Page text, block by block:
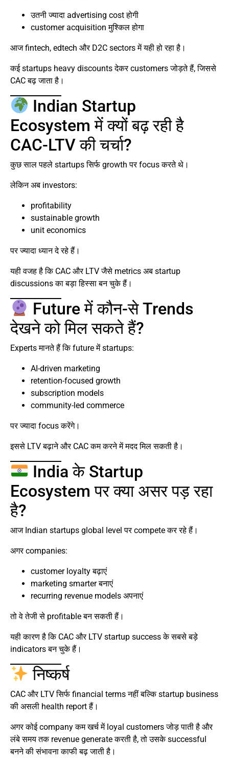
उतनी ज्यादा advertising cost होगी
customer acquisition मुश्किल होगा
आज fintech, edtech और D2C sectors में यही हो रहा है।
कई startups heavy discounts देकर customers जोड़ते हैं, जिससे
CAC बढ़ जाता है।
Indian Startup
Ecosystem में क्यों बढ़ रही है
CAC-LTV की चर्चा?
कुछ साल पहले startups सिर्फ growth पर focus करते थे।
लेकिन अब investors:
profitability
sustainable growth
unit economics
पर ज्यादा ध्यान दे रहे हैं।
यही वजह है कि CAC और LTV जैसे metrics अब startup
discussions का बड़ा हिस्सा बन चुके हैं।
Future में कौन-से Trends
देखने को मिल सकते हैं?
Experts मानते हैं कि future में startups:
AI-driven marketing
retention-focused growth
subscription models
community-led commerce
पर ज्यादा focus करेंगे।
इससे LTV बढ़ाने और CAC कम करने में मदद मिल सकती है।
India के Startup
Ecosystem पर क्या असर पड़ रहा
है?
आज Indian startups global level पर compete कर रहे हैं।
अगर companies:
customer loyalty बढ़ाएं
marketing smarter बनाएं
recurring revenue models अपनाएं
तो वे तेजी से profitable बन सकती हैं।
यही कारण है कि CAC और LTV startup success के सबसे बड़े
indicators बन चुके हैं।
निष्कर्ष
CAC और LTV सिर्फ financial terms नहीं बल्कि startup business
की असली health report हैं।
अगर कोई company कम खर्च में loyal customers जोड़ पाती है और
लंबे समय तक revenue generate करती है, तो उसके successful
बनने की संभावना काफी बढ़ जाती है।